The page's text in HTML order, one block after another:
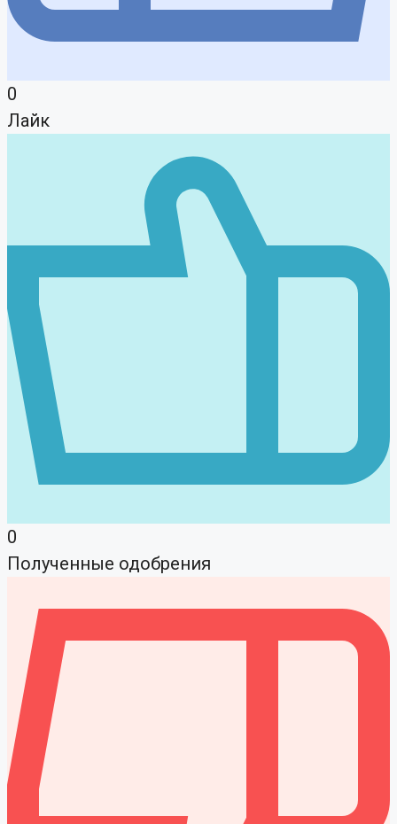
0
Лайк
0
Полученные одобрения